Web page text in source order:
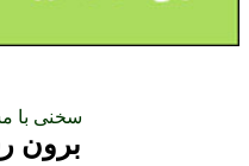
سخنى با
برون